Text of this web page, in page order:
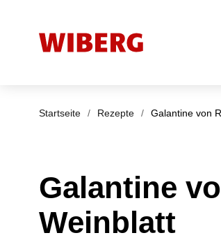
Startseite / Rezepte / Galantine von
Galantine
Weinblatt